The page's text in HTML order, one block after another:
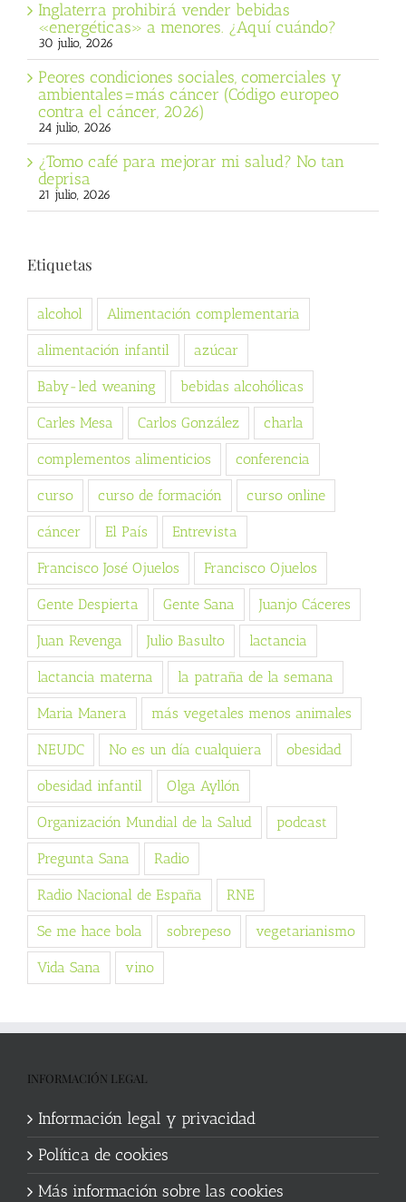
Inglaterra prohibirá vender bebidas
«energéticas» a menores. ¿Aquí cuándo?
30 julio, 2026
Peores condiciones sociales, comerciales y
ambientales=más cáncer (Código europeo
contra el cáncer, 2026)
24 julio, 2026
¿Tomo café para mejorar mi salud? No tan
deprisa
21 julio, 2026
Etiquetas
alcohol Alimentación complementaria
alimentación infantil azúcar
Baby-led weaning bebidas alcohólicas
Carles Mesa Carlos González charla
complementos alimenticios conferencia
curso curso de formación curso online
cáncer El País Entrevista
Francisco José Ojuelos Francisco Ojuelos
Gente Despierta Gente Sana Juanjo Cáceres
Juan Revenga Julio Basulto lactancia
lactancia materna la patraña de la semana
Maria Manera más vegetales menos animales
NEUDC No es un día cualquiera obesidad
obesidad infantil Olga Ayllón
Organización Mundial de la Salud podcast
Pregunta Sana Radio
Radio Nacional de España RNE
Se me hace bola sobrepeso vegetarianismo
Vida Sana vino
INFORMACIÓN LEGAL
Información legal y privacidad
Política de cookies
Más información sobre las cookies